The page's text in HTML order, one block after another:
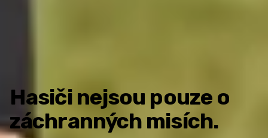
Hasiči nejsou pouze o
záchranných misích.